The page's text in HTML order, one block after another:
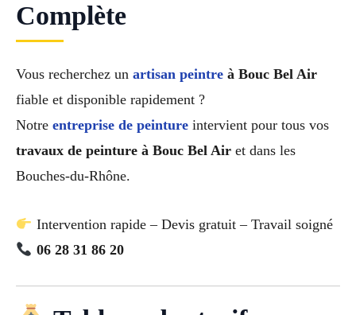
Complète
Vous recherchez un artisan peintre à Bouc Bel Air
fiable et disponible rapidement ?
Notre entreprise de peinture intervient pour tous vos
travaux de peinture à Bouc Bel Air et dans les
Bouches-du-Rhône.
Intervention rapide – Devis gratuit – Travail soigné
06 28 31 86 20